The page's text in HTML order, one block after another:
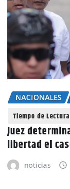
NACIONALES
Juez
libertad el
noticias